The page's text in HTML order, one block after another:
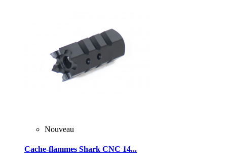
Nouveau
Cache-flammes Shark CNC 14...